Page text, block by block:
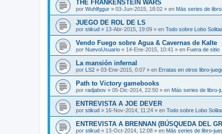
THE FRANKENSTEIN WARS
por Wuhlfggur » 03-Jun-2015, 18:02 » en Más series de
JUEGO DE ROL DE LS
por stikud » 13-Abr-2015, 19:09 » en Todo sobre Lobo
Vendo Fuego sobre Agua & Cavernas de Kalte
por NuevoUsuario » 14-Ene-2015, 10:41 » en Fuera de sitio
La mansión infernal
por LS2 » 03-Ene-2015, 0:07 » en Erratas en otros libro-
Path to Victory gamebooks
por radjabov » 05-Dic-2014, 22:50 » en Más series de libro-
ENTREVISTA A JOE DEVER
por stikud » 16-Nov-2014, 11:24 » en Todo sobre Lobo
ENTREVISTA A BRENNAN (BÚSQUEDA DEL
por stikud » 13-Oct-2014, 12:08 » en Más series de libro-